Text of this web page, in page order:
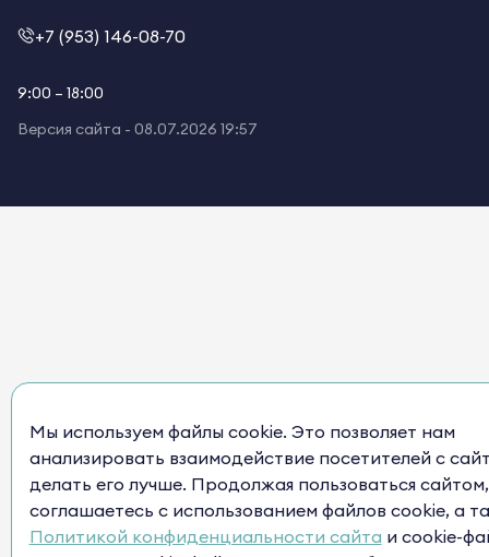
+7 (953) 146-08-70
9:00 – 18:00
Версия сайта - 08.07.2026 19:57
Мы используем файлы cookie. Это позволяет нам
анализировать взаимодействие посетителей с
делать его лучше. Продолжая пользоваться
соглашаетесь с использованием файлов cookie, а
Политикой конфиденциальности сайта и cookie-